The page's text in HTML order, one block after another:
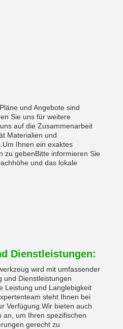
und Angebote sind
Sie uns für weitere
auf die Zusammenarbeit
Materialien und
Ihnen ein exaktes
zu gebenBitte informieren Sie
und das lokale
Dienstleistungen:
wird mit umfassender
und Dienstleistungen
Leistung und Langlebigkeit
steht Ihnen bei
Verfügung.Wir bieten auch
an, um Ihren spezifischen
gerecht zu